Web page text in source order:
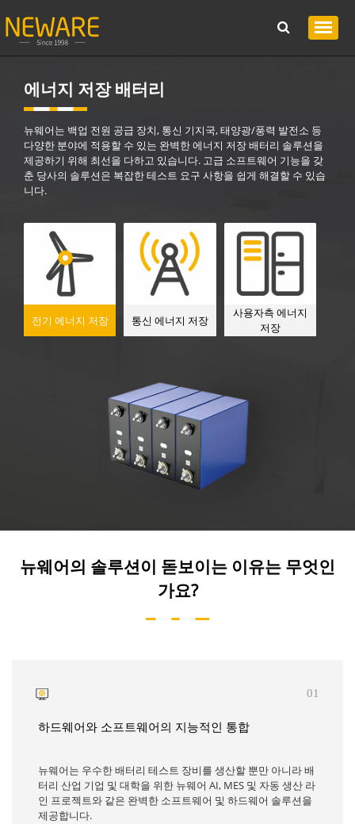
에너지 저장 배터리
뉴웨어는 백업 전원 공급 장치, 통신 기지국, 태양광/풍력 발전소 등
다양한 분야에 적용할 수 있는 완벽한 에너지 저장 배터리 솔루션을
제공하기 위해 최선을 다하고 있습니다. 고급 소프트웨어 기능을 갖
춘 당사의 솔루션은 복잡한 테스트 요구 사항을 쉽게 해결할 수 있습
니다.
전기 에너지 저장 통신 에너지 저장
사용자측 에너지
저장
뉴웨어의 솔루션이 돋보이는 이유는 무엇인
가요?
01
하드웨어와 소프트웨어의 지능적인 통합
뉴웨어는 우수한 배터리 테스트 장비를 생산할 뿐만 아니라 배
터리 산업 기업 및 대학을 위한 뉴웨어 AI, MES 및 자동 생산 라
인 프로젝트와 같은 완벽한 소프트웨어 및 하드웨어 솔루션을
제공합니다.